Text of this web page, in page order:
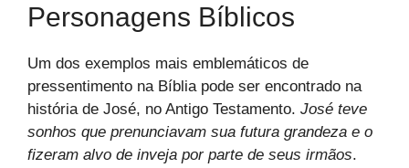
Personagens Bíblicos
Um dos exemplos mais emblemáticos de
pressentimento na Bíblia pode ser encontrado na
história de José, no Antigo Testamento. José teve
sonhos que prenunciavam sua futura grandeza e o
fizeram alvo de inveja por parte de seus irmãos.